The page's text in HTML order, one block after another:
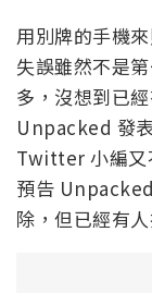
用別牌的手機
失誤雖然不是
多，沒想到已
Unpacked 發
Twitter 小編又
預告
除，但已經有